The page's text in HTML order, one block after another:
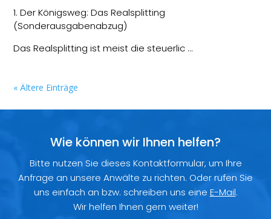
1. Der Königsweg: Das Realsplitting
(Sonderausgabenabzug)
Das Realsplitting ist meist die steuerlic …
« Ältere Einträge
Wie können wir Ihnen helfen?
Bitte nutzen Sie dieses Kontaktformular, um Ihre
Anfrage an unsere Anwälte zu richten. Oder rufen Sie
uns einfach an bzw. schreiben uns eine E-Mail.
Wir helfen Ihnen gern weiter!